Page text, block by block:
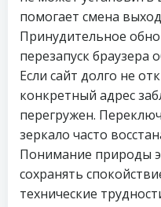
помогает смена
Принудительное
перезапуск браузера
Если сайт долго не
конкретный адрес
перегружен.
зеркало часто
Понимание природы
сохранять
технические